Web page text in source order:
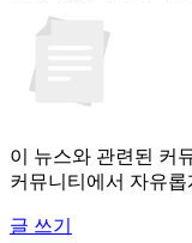
이 뉴스와 관련된 커
커뮤니티에서 자유
글 쓰기